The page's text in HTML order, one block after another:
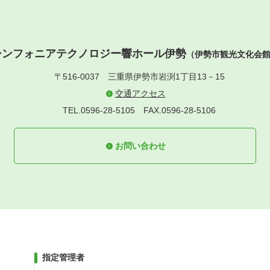
ンフォニアテクノロジー響ホール伊勢 （伊勢市観光文化会
〒516-0037 三重県伊勢市岩渕1丁目13－15
交通アクセス
TEL.0596-28-5105 FAX.0596-28-5106
お問い合わせ
指定管理者